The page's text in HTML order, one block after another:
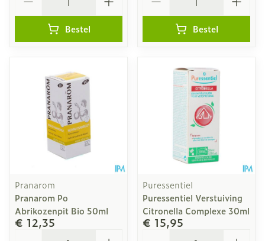
Bestel Bestel
Pranarom
Pranarom Po
Abrikozenpit Bio 50ml
€ 12,35
Puressentiel
Puressentiel Verstuiving
Citronella Complexe 30ml
€ 15,95